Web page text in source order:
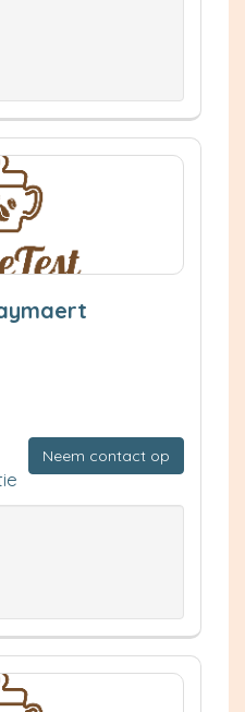
Neem contact op